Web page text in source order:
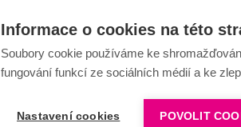
Informace o cookies na této
Soubory cookie používáme ke
fungování funkcí ze sociálních médií a ke
Nastavení cookies POVOLIT